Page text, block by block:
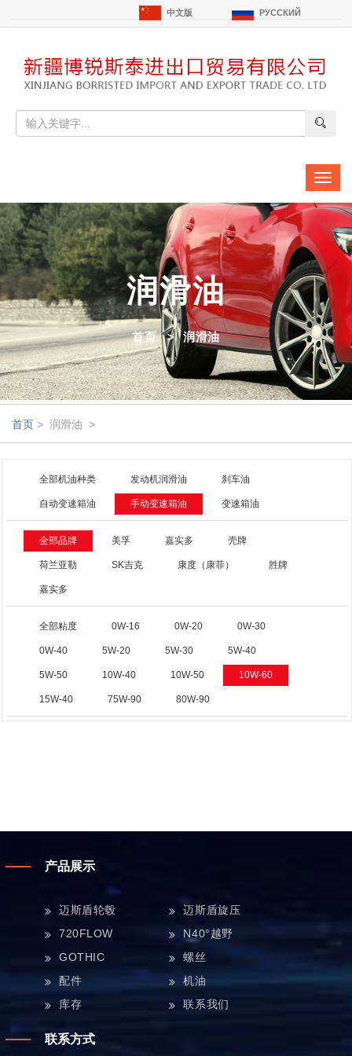
РУССКИЙ
中文版
切
换
导
航
润滑油
首页 润滑油
首页 > 润滑油 >
全部机油种类 发动机润滑油 刹车油
自动变速箱油 手动变速箱油 变速箱油
全部品牌 美孚 嘉实多 壳牌
荷兰亚勒 SK吉克 康度（康菲） 胜牌
嘉实多
全部粘度 0W-16 0W-20 0W-30
0W-40 5W-20 5W-30 5W-40
5W-50 10W-40 10W-50 10W-60
15W-40 75W-90 80W-90
产品展示
迈斯盾轮毂
迈斯盾旋压
720FLOW
N40°越野
GOTHIC
螺丝
配件
机油
库存
联系我们
联系方式